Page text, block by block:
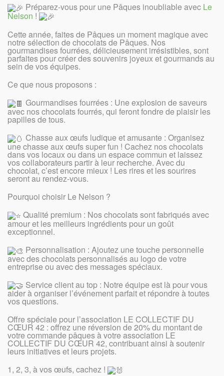
Préparez-vous pour une Pâques inoubliable avec Le
Nelson !
Cette année, faites de Pâques un moment magique avec
notre sélection de chocolats de Pâques. Nos
gourmandises fourrées, délicieusement irrésistibles, sont
parfaites pour créer des souvenirs joyeux et gourmands au
sein de vos équipes.
Ce que nous proposons :
Gourmandises fourrées : Une explosion de saveurs
avec nos chocolats fourrés, qui feront fondre de plaisir les
papilles de tous.
Chasse aux œufs ludique et amusante : Organisez
une chasse aux œufs super fun ! Cachez nos chocolats
dans vos locaux ou dans un espace commun et laissez
vos collaborateurs partir à leur recherche. Avec du
chocolat, c’est encore mieux ! Les rires et les sourires
seront au rendez-vous.
Pourquoi choisir Le Nelson ?
Qualité premium : Nos chocolats sont fabriqués avec
amour et les meilleurs ingrédients pour un goût
exceptionnel.
Personnalisation : Ajoutez une touche personnelle
avec des chocolats personnalisés au logo de votre
entreprise ou avec des messages spéciaux.
Service client au top : Notre équipe est là pour vous
aider à organiser l’événement parfait et répondre à toutes
vos questions.
Offre spéciale pour l’association LE COLLECTIF DU
CŒUR 42 : offrez une réversion de 20% du montant de
votre commande pâques à votre association LE
COLLECTIF DU CŒUR 42, contribuant ainsi à soutenir
leurs initiatives et leurs projets.
1, 2, 3, à vos œufs, cachez !